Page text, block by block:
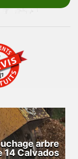
arbre
14 Calvados